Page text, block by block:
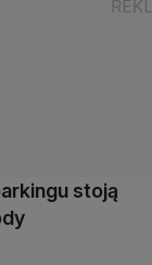
stoją